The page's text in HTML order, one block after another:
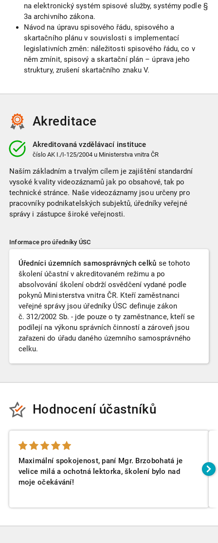
na elektronický systém spisové služby, systémy podle §
3a archivního zákona.
Návod na úpravu spisového řádu, spisového a
skartačního plánu v souvislosti s implementací
legislativních změn: náležitosti spisového řádu, co v
něm zmínit, spisový a skartační plán – úprava jeho
struktury, zrušení skartačního znaku V.
Akreditace
Akreditovaná vzdělávací instituce
číslo AK I./I-125/2004u Ministerstva vnitra ČR
Naším základním a trvalým cílem je zajištění standardní
vysoké kvality videozáznamů jak po obsahové, tak po
technické stránce. Naše videozáznamy jsou určeny pro
pracovníky podnikatelských subjektů, úředníky veřejné
správy i zástupce široké veřejnosti.
Informace pro úředníky ÚSC
Úředníci územních samosprávných celků se tohoto
školení účastní v akreditovaném režimu a po
absolvování školení obdrží osvědčení vydané podle
pokynů Ministerstva vnitra ČR. Kteří zaměstnanci
veřejné správy jsou úředníky ÚSC definuje zákon
č. 312/2002 Sb. - jde pouze o ty zaměstnance, kteří se
podílejí na výkonu správních činností a zároveň jsou
zařazeni do úřadu daného územního samosprávného
celku.
Hodnocení účastníků
Maximální spokojenost, paní Mgr. Brzobohatá je
velice milá a ochotná lektorka, školení bylo nad
moje očekávání!